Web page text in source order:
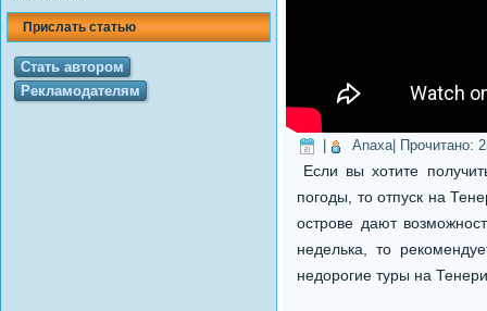
Прислать статью
Стать автором
Рекламодателям
Anaxa| Прочитано:
Если вы хотите
погоды, то отпуск на
острове дают
неделька, то
недорогие туры на